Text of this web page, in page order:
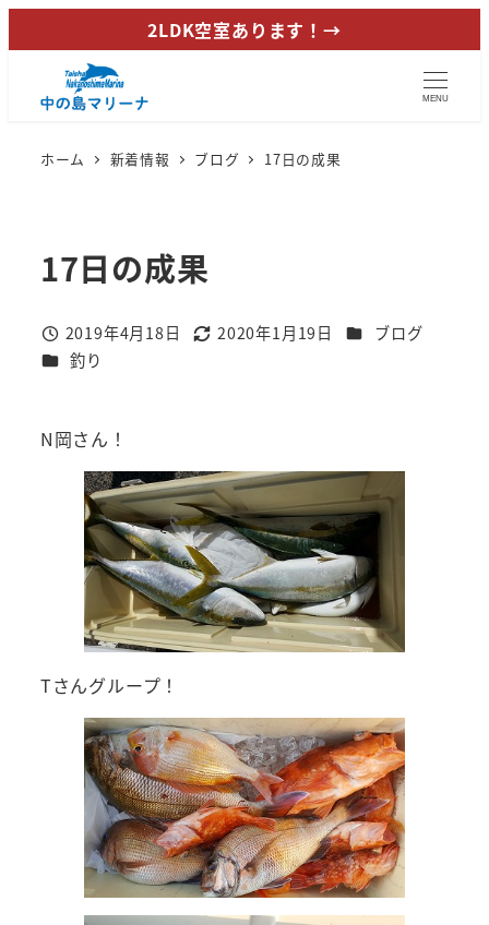
イ
2LDK空室あります！→
MENU
ホーム 新着情報 ブログ 17日の成果
17日の成果
投稿日
2019年4月18日
更新日
2020年1月19日 カテゴリー
ブログ
カテゴリー
釣り
N岡さん！
Tさんグループ！